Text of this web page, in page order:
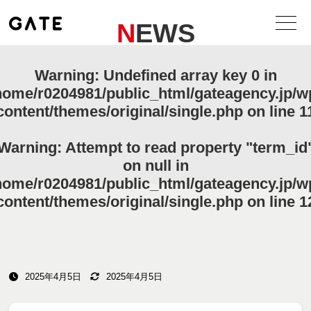
NEWS
Warning: Undefined array key 0 in
r0204981/public_html/gateagency.jp/
themes/original/single.php on line
: Attempt to read property
on null in
r0204981/public_html/gateagency.jp/
themes/original/single.phpon line
2025年4月5日 2025年4月5日